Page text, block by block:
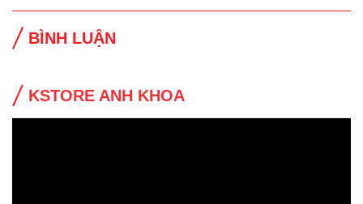
BÌNH LUẬN
KSTORE ANH KHOA